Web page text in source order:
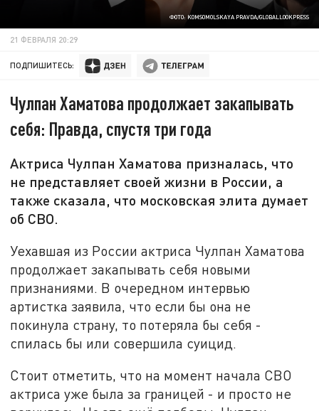
ФОТО: KOMSOMOLSKAYA PRAVDA/GLOBALLOOKPRESS
21 ФЕВРАЛЯ 20:29
ПОДПИШИТЕСЬ:
Чулпан Хаматова продолжает закапывать
себя: Правда, спустя три года
Актриса Чулпан Хаматова призналась, что
не представляет своей жизни в России, а
также сказала, что московская элита думает
об СВО.
Уехавшая из России актриса Чулпан Хаматова
продолжает закапывать себя новыми
признаниями. В очередном интервью
артистка заявила, что если бы она не
покинула страну, то потеряла бы себя -
спилась бы или совершила суицид.
Стоит отметить, что на момент начала СВО
актриса уже была за границей - и просто не